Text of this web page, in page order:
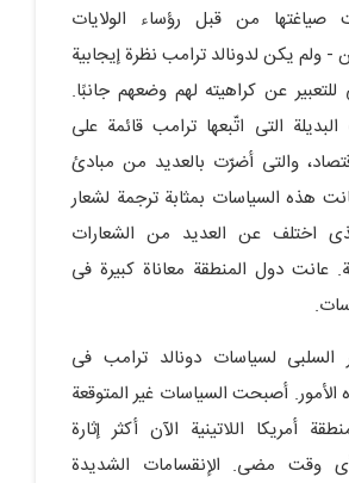
صیاغتها من قبل رؤساء الولایات
- ولم یکن لدونالد ترامب نظرة إیجابیة
عن کراهیته لهم وضعهم جانبًا.
التی اتّبعها ترامب قائمة على
والتی أضرّت بالعدید من مبادئ
هذه السیاسات بمثابة ترجمة لشعار
اختلف عن العدید من الشعارات
عانت دول المنطقة معاناة کبیرة فی
السلبی لسیاسات دونالد ترامب فی
الأمور. أصبحت السیاسات غیر المتوقعة
أمریکا اللاتینیة الآن أکثر إثارة
وقت مضى. الإنقسامات الشدیدة